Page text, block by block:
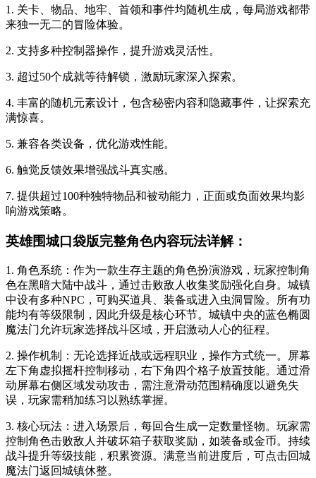
1. 关卡、物品、地牢、首领和事件均随机生成，每局游戏都带
来独一无二的冒险体验。
2. 支持多种控制器操作，提升游戏灵活性。
3. 超过50个成就等待解锁，激励玩家深入探索。
4. 丰富的随机元素设计，包含秘密内容和隐藏事件，让探索充
满惊喜。
5. 兼容各类设备，优化游戏性能。
6. 触觉反馈效果增强战斗真实感。
7. 提供超过100种独特物品和被动能力，正面或负面效果均影
响游戏策略。
英雄围城口袋版完整角色内容玩法详解：
1. 角色系统：作为一款生存主题的角色扮演游戏，玩家控制角
色在黑暗大陆中战斗，通过击败敌人收集奖励强化自身。城镇
中设有多种NPC，可购买道具、装备或进入虫洞冒险。所有功
能均有等级限制，因此升级是核心环节。城镇中央的蓝色椭圆
魔法门允许玩家选择战斗区域，开启激动人心的征程。
2. 操作机制：无论选择近战或远程职业，操作方式统一。屏幕
左下角虚拟摇杆控制移动，右下角四个格子放置技能。通过滑
动屏幕右侧区域发动攻击，需注意滑动范围精确度以避免失
误，玩家需稍加练习以熟练掌握。
3. 核心玩法：进入场景后，每回合生成一定数量怪物。玩家需
控制角色击败敌人并破坏箱子获取奖励，如装备或金币。持续
战斗提升等级技能，积累资源。满意当前进度后，可点击回城
魔法门返回城镇休整。